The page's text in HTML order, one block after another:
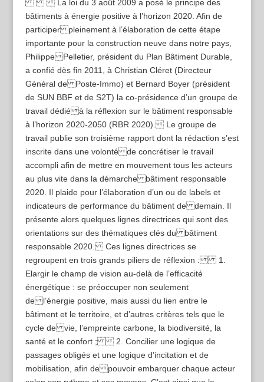
La loi du 3 août 2009 a posé le principe des
bâtiments à énergie positive à l’horizon 2020. Afin de
participer pleinement à l’élaboration de cette étape
importante pour la construction neuve dans notre pays,
Philippe Pelletier, président du Plan Bâtiment Durable,
a confié dès fin 2011, à Christian Cléret (Directeur
Général de Poste-Immo) et Bernard Boyer (président
de SUN BBF et de S2T) la co-présidence d’un groupe de
travail dédié à la réflexion sur le bâtiment responsable
à l’horizon 2020-2050 (RBR 2020). Le groupe de
travail publie son troisième rapport dont la rédaction s’est
inscrite dans une volonté de concrétiser le travail
accompli afin de mettre en mouvement tous les acteurs
au plus vite dans la démarche bâtiment responsable
2020. Il plaide pour l’élaboration d’un ou de labels et
indicateurs de performance du bâtiment de demain. Il
présente alors quelques lignes directrices qui sont des
orientations sur des thématiques clés du bâtiment
responsable 2020. Ces lignes directrices se
regroupent en trois grands piliers de réflexion : 1.
Elargir le champ de vision au-delà de l’efficacité
énergétique : se préoccuper non seulement
de l’énergie positive, mais aussi du lien entre le
bâtiment et le territoire, et d’autres critères tels que le
cycle de vie, l’empreinte carbone, la biodiversité, la
santé et le confort ; 2. Concilier une logique de
passages obligés et une logique d’incitation et de
mobilisation, afin de pouvoir embarquer chaque acteur